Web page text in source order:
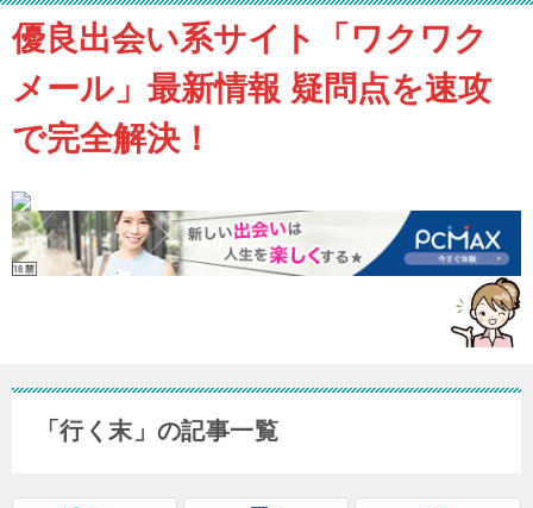
優良出会い系サイト「ワクワク
メール」最新情報 疑問点を速攻
で完全解決！
「行く末」の記事一覧